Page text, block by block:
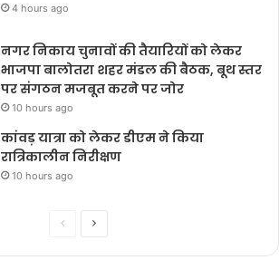
4 hours ago
नगर निकाय चुनावों की तैयारियों को लेकर
भाजपा बालोतरा शहर मंडल की बैठक, बूथ स्तर
पर संगठन मजबूत करने पर जोर
10 hours ago
कांवड़ यात्रा को लेकर डीएम ने किया
रात्रिकालीन निरीक्षण
10 hours ago
PreviousNext